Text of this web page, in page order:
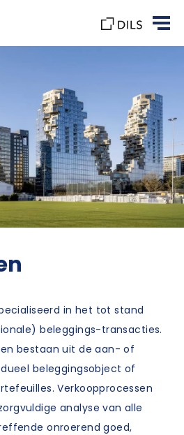
in het tot stand
beleggings-transacties.
bestaan uit de aan- of
beleggingsobject of
Verkoopprocessen
analyse van alle
onroerend goed,